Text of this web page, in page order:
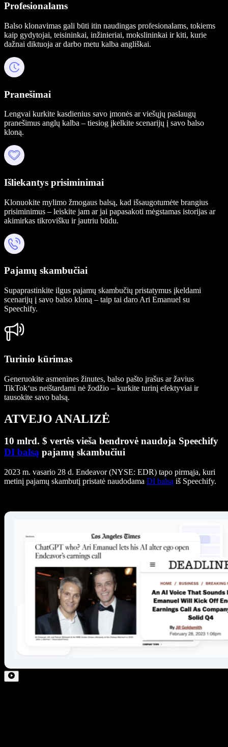
Profesionalams
Balso klonavimas gali būti itin naudingas profesionalams, tokiems
kaip gydytojai, teisininkai, inžinieriai, mokslininkai ir kiti, kurie
dažnai diktuoja ar darbo metu kalba angliškai.
Pranešimai
Lengvai kurkite kasdienius savo įmonės ar viešųjų paslaugų
pranešimus anglų kalba – tiesiog įkelkite scenarijų į savo balso
kloną.
Išliekantys prisiminimai
Klonuokite mylimo žmogaus balsą, kad išsaugotumėte brangius
prisiminimus – leiskite jam ar jai papasakoti mėgstamas istorijas ar
akimirkas tikrovišku ir jautriu būdu.
Pajamų skambučiai
Supaprastinkite ilgus pajamų skambučių pristatymus įkeldami
scenarijų į savo balso kloną – taip tai daro Ari Emanuel su
Speechify.
Turinio kūrimas
Generuokite asmenines žinutes, balso pašto įrašus ar žavius
TikTok‘us neištardami nė žodžio – kurkite turinį efektyviai ir
tausokite savo balsą.
ATVEJO ANALIZĖ
10 mlrd. $ vertės vieša bendrovė naudoja Speechify
DI balsą pajamų skambučiui
2023 m. vasario 28 d. Endeavor (NYSE: EDR) tapo pirmąja, kuri
metinį pajamų skambutį pristatė naudodama DI balsą iš Speechify.